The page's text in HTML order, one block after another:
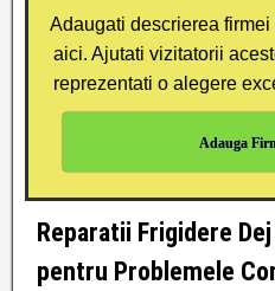
Adaugati descrierea
aici. Ajutati vizitatorii
reprezentati o alegere
Adauga
Reparatii Frigidere
pentru Problemele